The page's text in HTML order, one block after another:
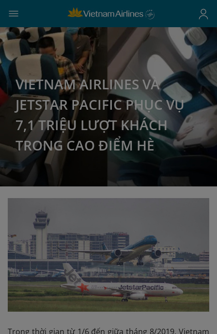
VIETNAM AIRLINES VÀ
JETSTAR PACIFIC PHỤC VỤ
7,1 TRIỆU LƯỢT KHÁCH
TRONG CAO ĐIỂM HÈ
Trong thời gian từ 1/6 đến giữa tháng 8/2019, Vietnam